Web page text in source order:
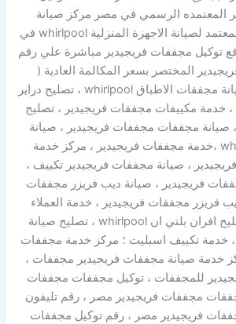
المعتمده الرسمي في مصر مركز صيانة
مجففات فريجيدير المعتمد لصيانة الاجهزة المنزلية whirlpool في
توكيل مجففات فريجيدير مباشرة علي رقم
المختصر بسعر المكالمة العادية (
01000630526 ) صيانة مجففات الاطباق whirlpool ، تصليح دراير
الصحون whirlpool ، خدمة مكييفات مجففات فريجيدير ، تصليح
مكانس whirlpool، صيانة مجففات مجففات فريجيدير ، صيانة
بوتاجازات whirlpool ،خدمة مجففات فريجيدير ، مركز خدمة
، صيانة مجففات فريجيدير تكييف ،
فريجيدير ، صيانة ديب فريزر مجففات
فريزر مجففات فريجيدير ، خدمة العملاء
الخط الساخن ، تصليح افران بلتي ان whirlpool ، تصليح صيانة
مجففات whirlpool ، خدمة تكييف اسبليت ؛ مركز خدمة مجففات
خدمة صيانة مجففات فريجيدير مجففات ،
للمجففات ، توكيل مجففات مجففات
مجففات فريجيدير مصر ، رقم تليفون
فريجيدير مصر ، رقم توكيل مجففات